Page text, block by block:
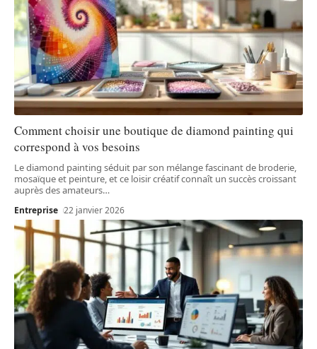
Comment choisir une boutique de diamond painting qui
correspond à vos besoins
Le diamond painting séduit par son mélange fascinant de broderie,
mosaïque et peinture, et ce loisir créatif connaît un succès croissant
auprès des amateurs…
Entreprise 22 janvier 2026